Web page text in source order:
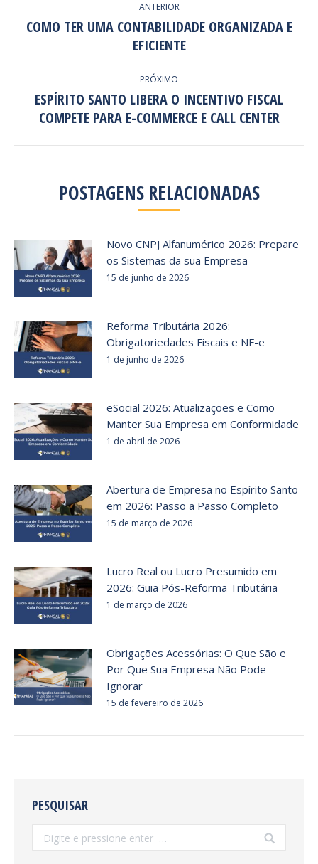
DE
ANTERIOR
Post
anterior:
COMO TER UMA CONTABILIDADE ORGANIZADA E
EFICIENTE
PRÓXIMO
Próximo
post:
ESPÍRITO SANTO LIBERA O INCENTIVO FISCAL
COMPETE PARA E-COMMERCE E CALL CENTER
POSTAGENS RELACIONADAS
Novo CNPJ Alfanumérico 2026: Prepare
os Sistemas da sua Empresa
15 de junho de 2026
Reforma Tributária 2026:
Obrigatoriedades Fiscais e NF-e
1 de junho de 2026
eSocial 2026: Atualizações e Como
Manter Sua Empresa em Conformidade
1 de abril de 2026
Abertura de Empresa no Espírito Santo
em 2026: Passo a Passo Completo
15 de março de 2026
Lucro Real ou Lucro Presumido em
2026: Guia Pós-Reforma Tributária
1 de março de 2026
Obrigações Acessórias: O Que São e
Por Que Sua Empresa Não Pode
Ignorar
15 de fevereiro de 2026
PESQUISAR
Search: